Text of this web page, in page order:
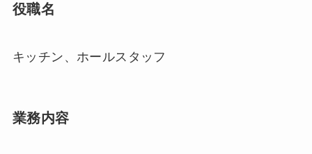
役職名
キッチン、ホールスタッフ
業務内容